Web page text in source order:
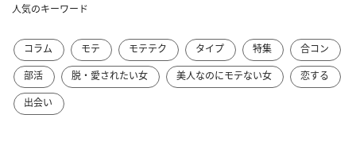
人気のキーワード
コラム モテ モテテク タイプ 特集
合コン
部活
脱・愛されたい女 美人なのにモテない女
恋する
出会い